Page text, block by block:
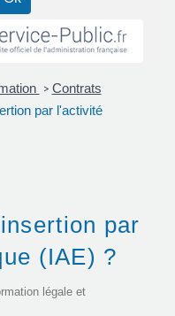
> Contrats
par l'activité
par
(IAE) ?
légale et